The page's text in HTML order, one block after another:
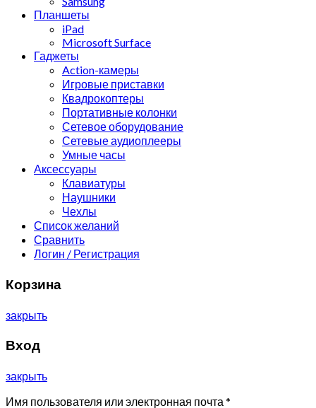
Планшеты
iPad
Microsoft Surface
Гаджеты
Action-камеры
Игровые приставки
Квадрокоптеры
Портативные колонки
Сетевое оборудование
Сетевые аудиоплееры
Умные часы
Аксессуары
Клавиатуры
Наушники
Чехлы
Список желаний
Сравнить
Логин / Регистрация
Корзина
закрыть
Вход
закрыть
Имя пользователя или электронная почта *